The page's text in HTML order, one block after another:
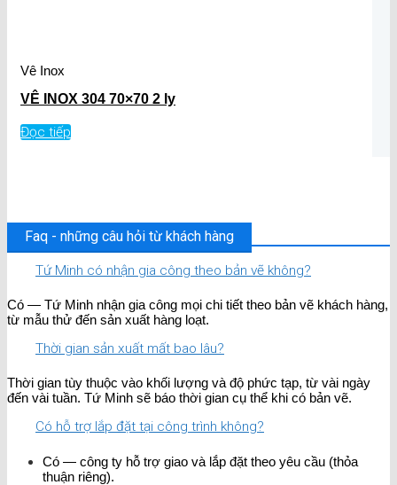
Vê Inox
VÊ INOX 304 70×70 2 ly
Đọc tiếp
Faq - những câu hỏi từ khách hàng
Tứ Minh có nhận gia công theo bản vẽ không?
Có — Tứ Minh nhận gia công mọi chi tiết theo bản vẽ khách hàng,
từ mẫu thử đến sản xuất hàng loạt.
Thời gian sản xuất mất bao lâu?
Thời gian tùy thuộc vào khối lượng và độ phức tạp, từ vài ngày
đến vài tuần. Tứ Minh sẽ báo thời gian cụ thể khi có bản vẽ.
Có hỗ trợ lắp đặt tại công trình không?
Có — công ty hỗ trợ giao và lắp đặt theo yêu cầu (thỏa
thuận riêng).